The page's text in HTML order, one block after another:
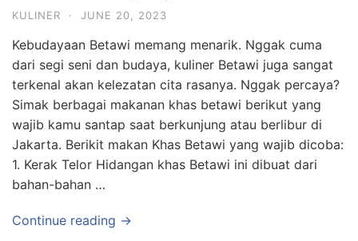
KULINER · JUNE 20, 2023
Kebudayaan Betawi memang menarik. Nggak cuma
dari segi seni dan budaya, kuliner Betawi juga sangat
terkenal akan kelezatan cita rasanya. Nggak percaya?
Simak berbagai makanan khas betawi berikut yang
wajib kamu santap saat berkunjung atau berlibur di
Jakarta. Berikit makan Khas Betawi yang wajib dicoba:
1. Kerak Telor Hidangan khas Betawi ini dibuat dari
bahan-bahan …
Continue reading →